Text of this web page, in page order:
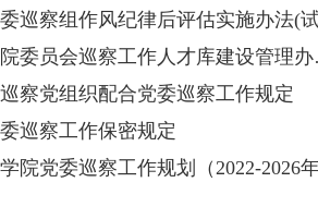
中共
察党组织配合党委巡察工作规定
巡察工作保密规定
院党委巡察工作规划（2022-2026